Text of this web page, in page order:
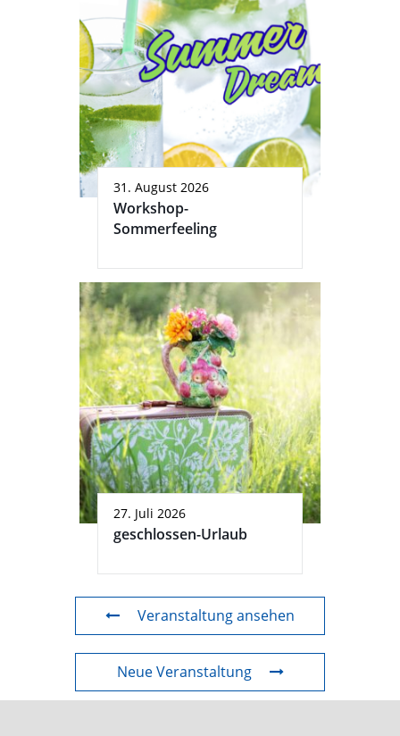
31. August 2026
Workshop-
Sommerfeeling
27. Juli 2026
geschlossen-Urlaub
Veranstaltung ansehen
Neue Veranstaltung